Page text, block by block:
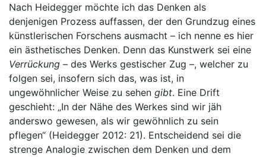
Nach Heidegger möchte ich das Denken als
denjenigen Prozess auffassen, der den Grundzug eines
künstlerischen Forschens ausmacht – ich nenne es hier
ein ästhetisches Denken. Denn das Kunstwerk sei eine
Verrückung – des Werks gestischer Zug –, welcher zu
folgen sei, insofern sich das, was ist, in
ungewöhnlicher Weise zu sehen gibt. Eine Drift
geschieht: „In der Nähe des Werkes sind wir jäh
anderswo gewesen, als wir gewöhnlich zu sein
pflegen“ (Heidegger 2012: 21). Entscheidend sei die
strenge Analogie zwischen dem Denken und dem